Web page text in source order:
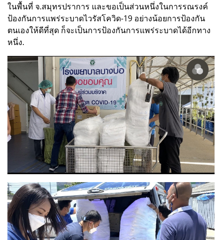
ในพื้นที่ จ.สมุทรปราการ และขอเป็นส่วนหนึ่งในการรณรงค์
ป้องกันการแพร่ระบาดไวรัสโควิด-19 อย่างน้อยการป้องกัน
ตนเองให้ดีที่สุด ก็จะเป็นการป้องกันการแพร่ระบาดได้อีกทาง
หนึ่ง.